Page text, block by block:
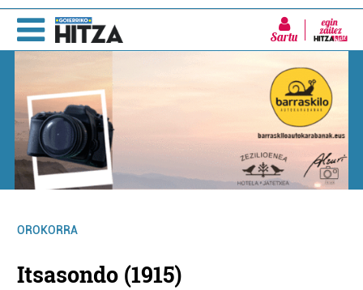
Sartu
OROKORRA
Itsasondo (1915)